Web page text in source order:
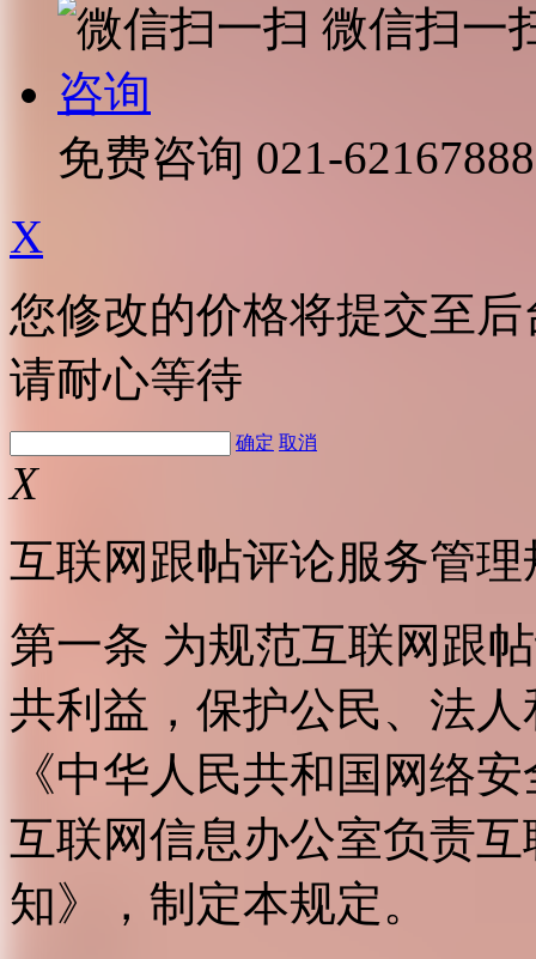
微信扫一
咨询
免费咨询 021-62167888
X
您修改的价格将提交至
请耐心等待
确定 取消
X
互联网跟帖评论服务管理
第一条 为规范互联网跟
共利益，保护公民、法
《中华人民共和国网络
互联网信息办公室负责
知》，制定本规定。